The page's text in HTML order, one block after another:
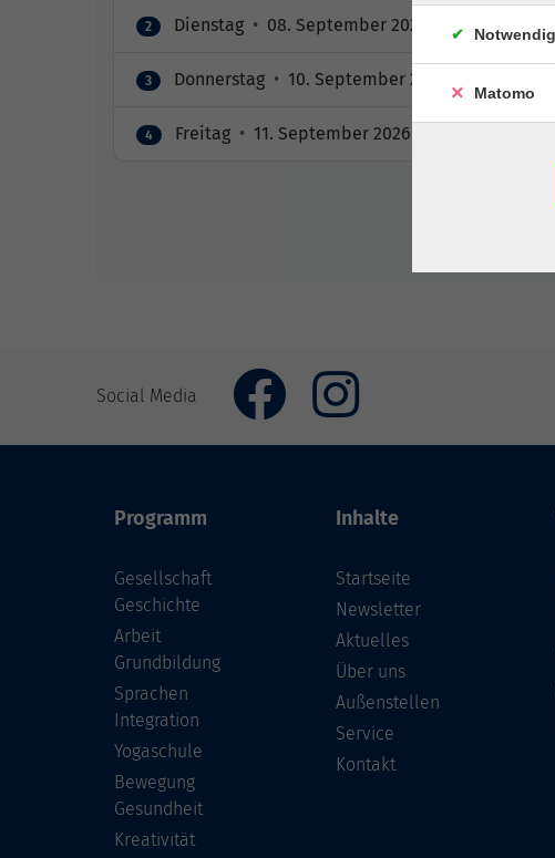
2 Dienstag • 08. September 2026 08:00 – 12:50
3 Donnerstag • 10. September 2026
4 Freitag • 11. September 2026
Social Media
Programm
Gesellschaft
Geschichte
Arbeit
Grundbildung
Sprachen
Integration
Yogaschule
Bewegung
Gesundheit
Kreativität
Inhalte
Startseite
Newsletter
Aktuelles
Über uns
Außenstellen
Service
Kontakt
Notwendig
Matomo